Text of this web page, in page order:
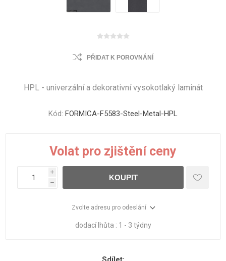
PŘIDAT K POROVNÁNÍ
HPL - univerzální a dekorativní vysokotlaký laminát
Kód: FORMICA-F5583-Steel-Metal-HPL
Volat pro zjištění ceny
i
h
KOUPIT
Zvolte adresu pro odeslání
dodací lhůta : 1 - 3 týdny